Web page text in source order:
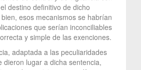
destino definitivo de dicho
esos mecanismos se habrían
que serían inconciliables
y simple de las exenciones.
adaptada a las peculiaridades
dieron lugar a dicha sentencia,